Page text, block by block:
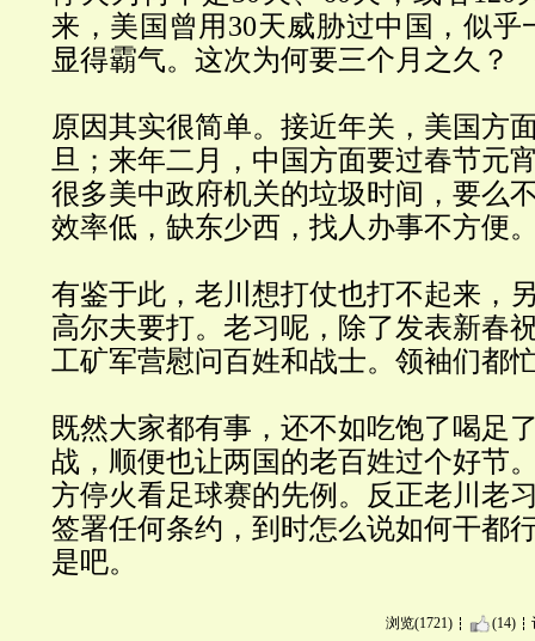
来，美国曾用 30天威胁过中国，似乎
显得霸气。这次为何要三个月之久？
原因其实很简单。接近年关，美国方
旦；来年二月，中国方面要过春节元
很多美中政府机关的垃圾时间，要么
效率低，缺东少西，找人办事不方便
有鉴于此，老川想打仗也打不起来，
高尔夫要打。老习呢，除了发表新春
工矿军营慰问百姓和战士。领袖们都
既然大家都有事，还不如吃饱了喝足
战，顺便也让两国的老百姓过个好节
方停火看足球赛的先例。反正老川老
签署任何条约，到时怎么说如何干都
是吧。
浏览(1721) (14)